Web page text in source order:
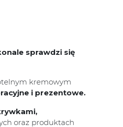
sprawdzi się
kremowym
i prezentowe.
oraz produktach